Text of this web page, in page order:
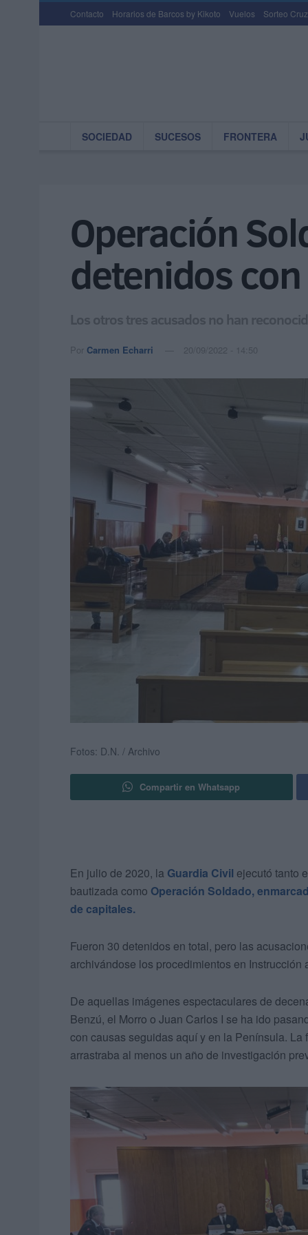
Contacto Horarios de Barcos by Kikoto Vuelos Sorteo
SOCIEDAD SUCESOS FRONTERA
Operación
detenidos
Los otros tres acusados no han
Por Carmen Echarri 20/09/2022 - 14:50
Fotos: D.N. / Archivo
Compartir en Whatsapp
En julio de 2020, la Guardia Civil ejecutó tanto
bautizada como Operación Soldado,
de capitales.
Fueron 30 detenidos en total, pero las
archivándose los procedimientos en
De aquellas imágenes espectaculares de
Benzú, el Morro o Juan Carlos I se ha ido
con causas seguidas aquí y en la Península.
arrastraba al menos un año de investigación